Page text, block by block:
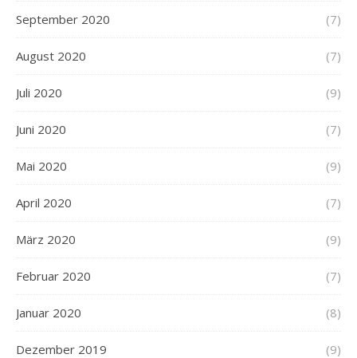
September 2020 (7)
August 2020 (7)
Juli 2020 (9)
Juni 2020 (7)
Mai 2020 (9)
April 2020 (7)
März 2020 (9)
Februar 2020 (7)
Januar 2020 (8)
Dezember 2019 (9)